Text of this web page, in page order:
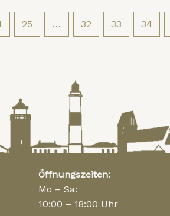
25 … 32 33 34
Öffnungszeiten:
Mo – Sa:
10:00 – 18:00 Uhr